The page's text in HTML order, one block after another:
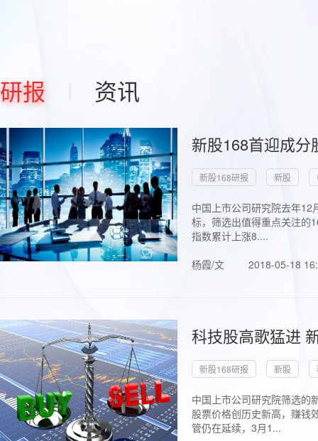
研报 资讯
新股168首迎成
新股168研报 新股
中国上市公司研究院去年
标，筛选出值得重点关注的
指数累计上涨8....
杨霞/文
2018-05-18
科技股高歌猛进
新股168研报 新股
中国上市公司研究院筛选的
股票价格创历史新高，赚钱
管仍在延续，3月1...